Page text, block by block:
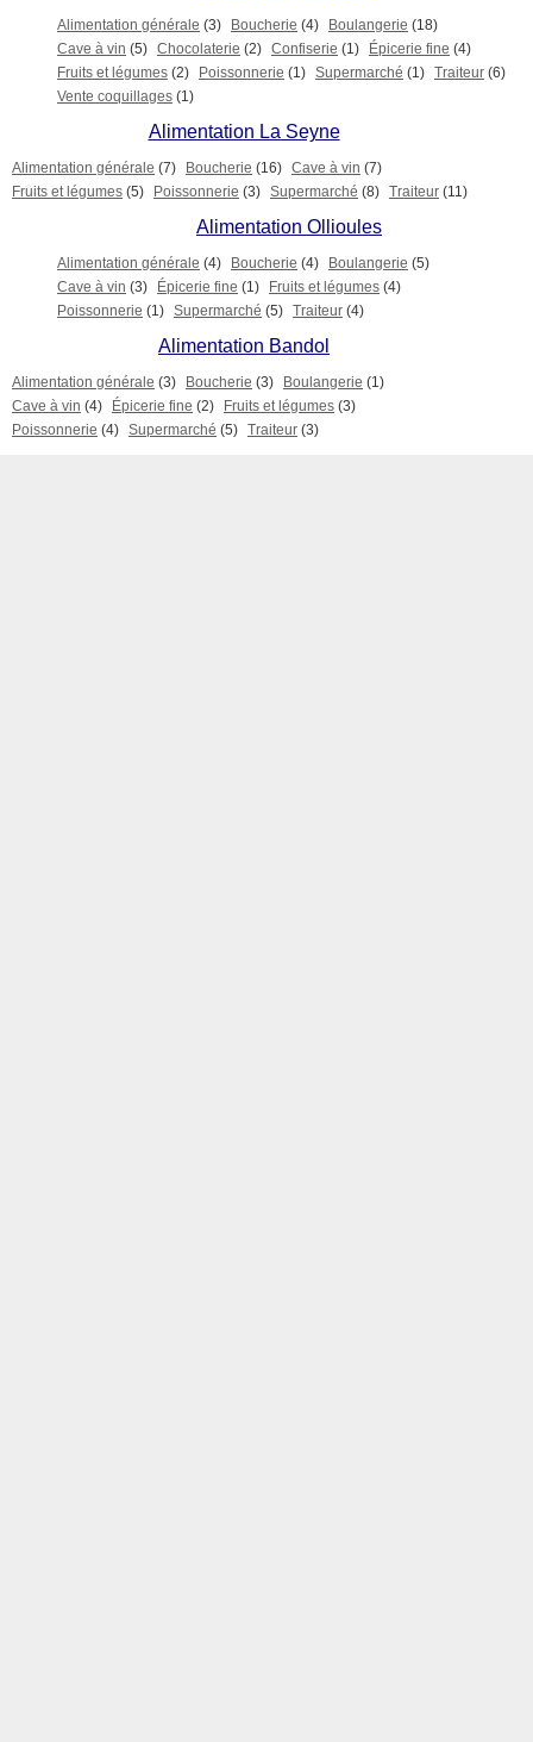
Alimentation générale (3) Boucherie (4) Boulangerie (18)
Cave à vin (5) Chocolaterie (2) Confiserie (1) Épicerie fine (4)
Fruits et légumes (2) Poissonnerie (1) Supermarché (1) Traiteur (6)
Vente coquillages (1)
Alimentation La Seyne
Alimentation générale (7) Boucherie (16) Cave à vin (7)
Fruits et légumes (5) Poissonnerie (3) Supermarché (8) Traiteur (11)
Alimentation Ollioules
Alimentation générale (4) Boucherie (4) Boulangerie (5)
Cave à vin (3) Épicerie fine (1) Fruits et légumes (4)
Poissonnerie (1) Supermarché (5) Traiteur (4)
Alimentation Bandol
Alimentation générale (3) Boucherie (3) Boulangerie (1)
Cave à vin (4) Épicerie fine (2) Fruits et légumes (3)
Poissonnerie (4) Supermarché (5) Traiteur (3)